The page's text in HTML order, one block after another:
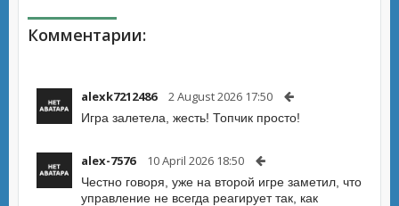
Комментарии:
alexk7212486 2 August 2026 17:50
Игра залетела, жесть! Топчик просто!
alex-7576 10 April 2026 18:50
Честно говоря, уже на второй игре заметил, что
управление не всегда реагирует так, как